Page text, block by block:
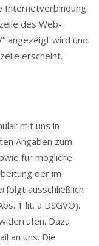
Internetverbindung
des Web-
angezeigt wird und
erscheint.
mit uns in
Angaben zum
für mögliche
der im
ausschließlich
1 lit. a DSGVO).
Dazu
an uns. Die